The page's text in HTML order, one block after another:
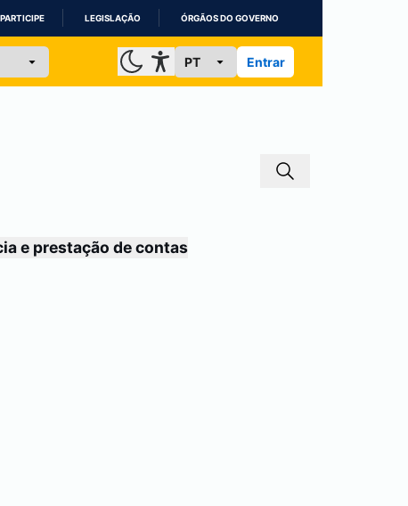
PARTICIPE LEGISLAÇÃO ÓRGÃOS DO GOVERNO
Entrar
e prestação de contas